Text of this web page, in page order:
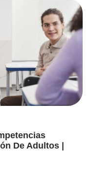
De Adultos |